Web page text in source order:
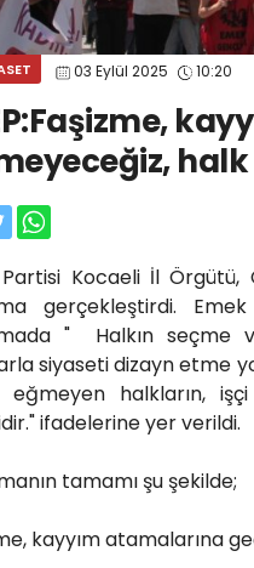
03 Eylül 2025 10:20
Kocaeli İl Örgütü,
gerçekleştirdi.
" Halkın seçme
siyaseti dizayn etme
eğmeyen halkların,
ifadelerine yer verildi.
tamamı şu şekilde;
kayyım atamalarına